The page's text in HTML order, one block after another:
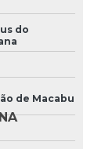
água
esgoto
do
de Macabu